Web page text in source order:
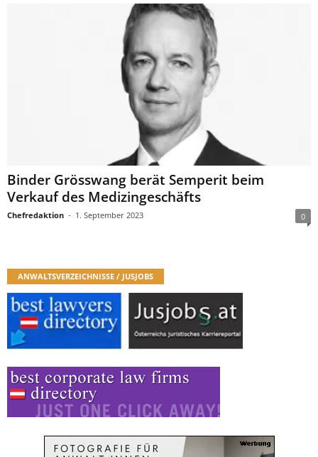
Binder Grösswang berät Semperit beim
Verkauf des Medizingeschäfts
Chefredaktion - 1. September 2023 0
ANWALTSVERZEICHNISSE / JUSJOBS